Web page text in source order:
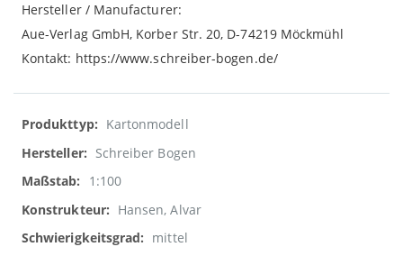
Hersteller / Manufacturer:
Aue-Verlag GmbH, Korber Str. 20, D-74219 Möckmühl
Kontakt: https://www.schreiber-bogen.de/
Weitere
Informationen
Kartonmodell
Schreiber Bogen
1:100
Hansen, Alvar
mittel